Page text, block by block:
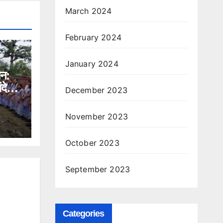
March 2024
February 2024
January 2024
December 2023
November 2023
October 2023
September 2023
Categories